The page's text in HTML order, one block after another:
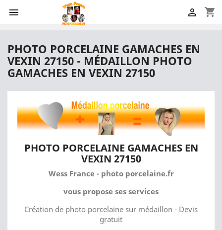
 shopping_cart

PHOTO PORCELAINE GAMACHES EN
VEXIN 27150 - MÉDAILLON PHOTO
GAMACHES EN VEXIN 27150
PHOTO PORCELAINE GAMACHES EN
VEXIN 27150
Wess France - photo porcelaine.fr
vous propose ses services
Création de photo porcelaine sur médaillon - Devis
gratuit